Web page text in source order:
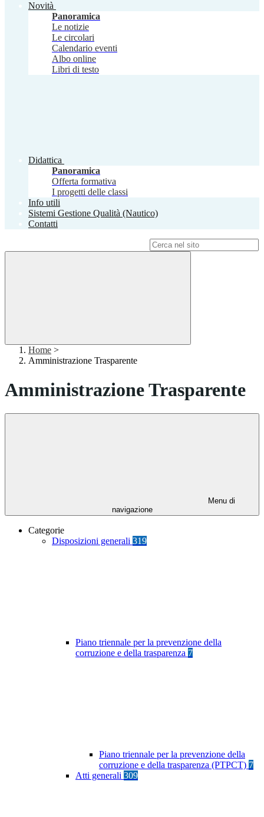
Novità
Panoramica
Le notizie
Le circolari
Calendario eventi
Albo online
Libri di testo
Didattica
Panoramica
Offerta formativa
I progetti delle classi
Info utili
Sistemi Gestione Qualità (Nautico)
Contatti
Home >
Amministrazione Trasparente
Amministrazione Trasparente
Menu di
navigazione
Categorie
Disposizioni generali 319
Piano triennale per la prevenzione della
corruzione e della trasparenza 7
Piano triennale per la prevenzione della
corruzione e della trasparenza (PTPCT) 7
Atti generali 309